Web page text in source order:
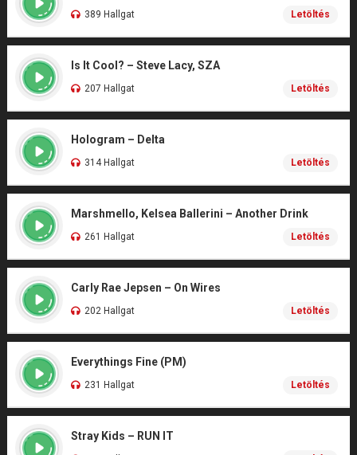
389 Hallgat Letöltés
Is It Cool? – Steve Lacy, SZA
207 Hallgat Letöltés
Hologram – Delta
314 Hallgat Letöltés
Marshmello, Kelsea Ballerini – Another Drink
261 Hallgat Letöltés
Carly Rae Jepsen – On Wires
202 Hallgat Letöltés
Everythings Fine (PM)
231 Hallgat Letöltés
Stray Kids – RUN IT